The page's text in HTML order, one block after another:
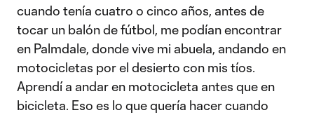
cuando tenía cuatro o cinco años, antes de
tocar un balón de fútbol, ​​me podían encontrar
en Palmdale, donde vive mi abuela, andando en
motocicletas por el desierto con mis tíos.
Aprendí a andar en motocicleta antes que en
bicicleta. Eso es lo que quería hacer cuando